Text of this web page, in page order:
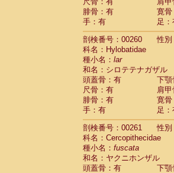
腓骨：有
寛骨
手：有
足：
剖検番号：00260
性別
科名：Hylobatidae
種小名： lar
和名：シロテテナガザル
頭蓋骨：有
下顎
尺骨：有
肩
腓骨：有
寛骨
手：有
足：
剖検番号：00261
性別
科名：Cercopithecidae
種小名： fuscata
和名：ヤクニホンザル
頭蓋骨：有
下顎